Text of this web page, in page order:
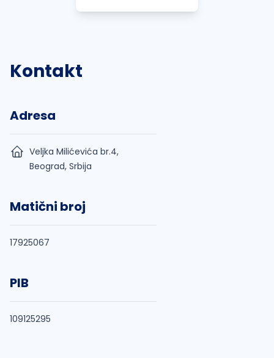
Kontakt
Adresa
Veljka Milićevića br.4,
Beograd, Srbija
Matični broj
17925067
PIB
109125295